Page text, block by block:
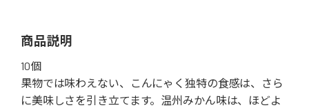
商品説明
10個
果物では味わえない、こんにゃく独特の食感は、さら
に美味しさを引き立てます。温州みかん味は、ほどよ